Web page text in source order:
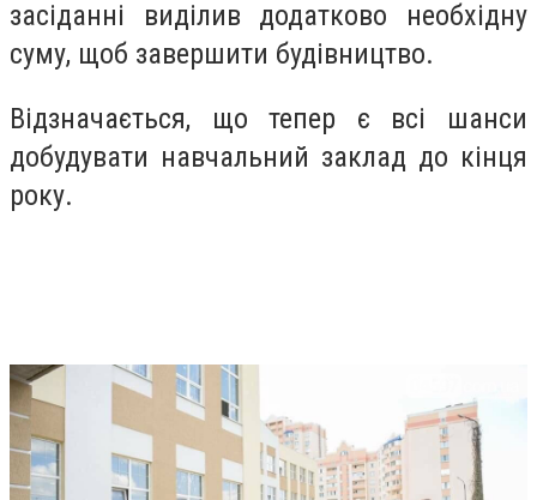
засіданні виділив додатково необхідну
суму, щоб завершити будівництво.
Відзначається, що тепер є всі шанси
добудувати навчальний заклад до кінця
року.